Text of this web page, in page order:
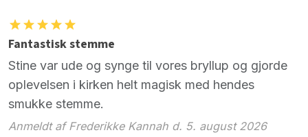
Fantastisk stemme
Stine var ude og synge til vores bryllup og gjorde
oplevelsen i kirken helt magisk med hendes
smukke stemme.
Anmeldt af Frederikke Kannah d. 5. august 2026